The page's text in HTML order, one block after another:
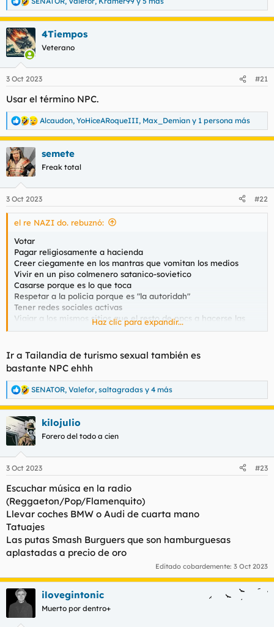
R
e
a
c
c
i
e
:
4Tiempos
Veterano
3 Oct 2023 #21
Usar el término NPC.
R
e
a
c
c
i
e
s
Alcaudon, YoHiceARoqueIII, Max_Demian y 1 persona más
semete
Freak total
3 Oct 2023 #22
el re NAZI do. rebuznó:
Votar
Pagar religiosamente a hacienda
Creer ciegamente en los mantras que vomitan los medios
Vivir en un piso colmenero satanico-sovietico
Casarse porque es lo que toca
Respetar a la policia porque es "la autoridah"
Tener redes sociales activas
Viajar a los mismos sitios que el resto de npcs a hacerse las
mismas fotos que el resto de npcs
Cipotecarse a 30 años
Haz clic para expandir...
Ir a Tailandia de turismo sexual también es
bastante NPC ehhh
R
e
a
c
c
e
:
SENATOR, Valefor, saltagradas y 4 más
kilojulio
Forero del todo a cien
3 Oct 2023 #23
Escuchar música en la radio
(Reggaeton/Pop/Flamenquito)
Llevar coches BMW o Audi de cuarta mano
Tatuajes
Las putas Smash Burguers que son hamburguesas
aplastadas a precio de oro
Editado cobardemente: 3 Oct 2023
ilovegintonic
Muerto por dentro+